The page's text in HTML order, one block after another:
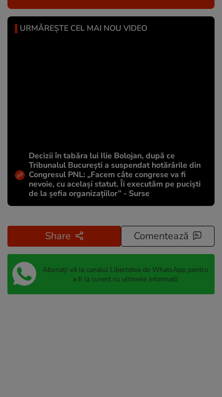
URMĂREȘTE CEL MAI NOU VIDEO
Decizii în tabăra lui Ilie Bolojan, după ce
Tribunalul București a suspendat hotărârile din
Congresul PNL: „Facem câte congrese va fi
nevoie, cu același statut. Îi executăm pe puciști
de la șefia organizațiilor” - Surse
Share Comentează
Abonați-vă la canalul Libertatea de WhatsApp pentru
a fi la curent cu ultimele informații